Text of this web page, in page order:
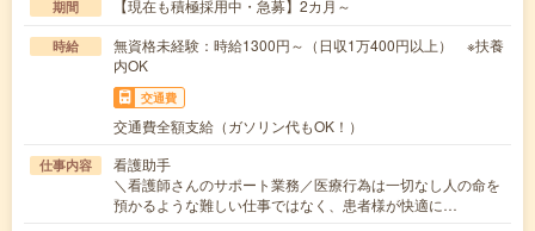
期間 【現在も積極採用中・急募】2カ月～
時給
無資格未経験：時給1300円～（日収1万400円以上） ※扶養
内OK
交通費
交通費全額支給（ガソリン代もOK！）
仕事内容
看護助手
＼看護師さんのサポート業務／医療行為は一切なし人の命を
預かるような難しい仕事ではなく、患者様が快適に…